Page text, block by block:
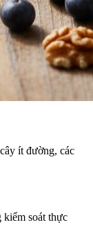
ít đường, các
kiểm soát thực